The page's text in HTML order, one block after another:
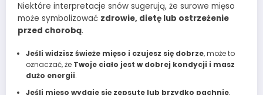
Niektóre interpretacje snów sugerują, że surowe mięso
może symbolizować zdrowie, dietę lub ostrzeżenie
przed chorobą.
Jeśli widzisz świeże mięso i czujesz się dobrze, może to
oznaczać, że Twoje ciało jest w dobrej kondycji i masz
dużo energii.
Jeśli mięso wydaje się zepsute lub brzydko pachnie,